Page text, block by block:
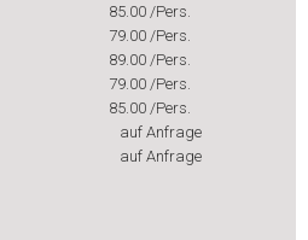
85.00 /Pers.
79.00 /Pers.
89.00 /Pers.
79.00 /Pers.
85.00 /Pers.
auf Anfrage
auf Anfrage